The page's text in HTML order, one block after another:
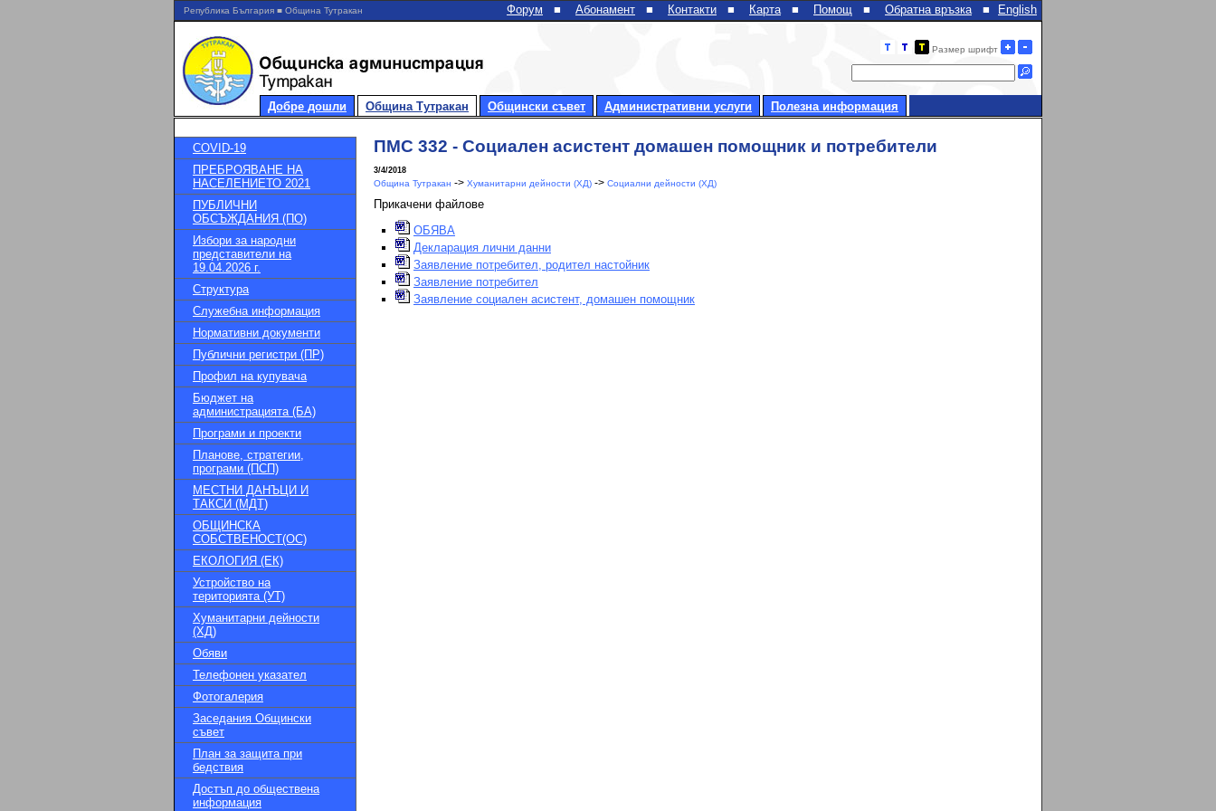
Република България ■ Община Тутракан English
Форум ■ Абонамент ■ Контакти ■ Карта ■ Помощ ■ Обратна връзка ■
Размер шрифт
Добре дошли Община Тутракан Общински съвет Административни услуги Полезна информация
COVID-19
ПРЕБРОЯВАНЕ НА
НАСЕЛЕНИЕТО 2021
ПУБЛИЧНИ
ОБСЪЖДАНИЯ (ПО)
Избори за народни
представители на
19.04.2026 г.
Структура
Служебна информация
Нормативни документи
Публични регистри (ПР)
Профил на купувача
Бюджет на
администрацията (БА)
Програми и проекти
Планове, стратегии,
програми (ПСП)
МЕСТНИ ДАНЪЦИ И
ТАКСИ (МДТ)
ОБЩИНСКА
СОБСТВЕНОСТ(ОС)
ЕКОЛОГИЯ (ЕК)
Устройство на
територията (УТ)
Хуманитарни дейности
(ХД)
Обяви
Телефонен указател
Фотогалерия
Заседания Общински
съвет
План за защита при
бедствия
Достъп до обществена
информация
ПМС 332 - Социален асистент домашен помощник и потребители
3/4/2018
Община Тутракан -> Хуманитарни дейности (ХД) -> Социални дейности (ХД)
Прикачени файлове
ОБЯВА
Декларация лични данни
Заявление потребител, родител настойник
Заявление потребител
Заявление социален асистент, домашен помощник